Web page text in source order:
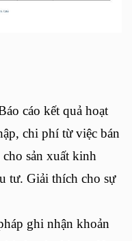
cáo kết quả hoạt
chi phí từ việc bán
sản xuất kinh
tư. Giải thích cho sự
ghi nhận khoản